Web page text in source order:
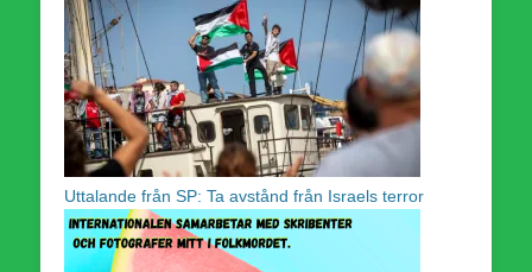
Uttalande från SP: Ta avstånd från Israels terror